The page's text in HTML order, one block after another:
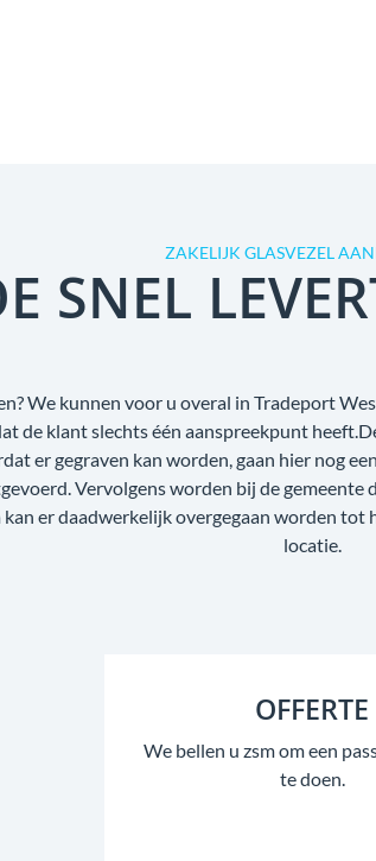
ZAKELIJK GLASVEZEL
SNEL
We kunnen voor u overal in Tradeport
de klant slechts één aanspreekpunt
er gegraven kan worden, gaan hier nog
Vervolgens worden bij de
er daadwerkelijk overgegaan worden tot
locatie.
OFFERTE
We bellen u zsm om een
te doen.